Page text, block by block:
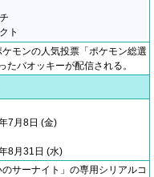
ト
モンの人気投票「ポケモン総選
バオッキーが配信される。
7月8日 (金)
8月31日 (水)
サーナイト」の専用シリアルコ